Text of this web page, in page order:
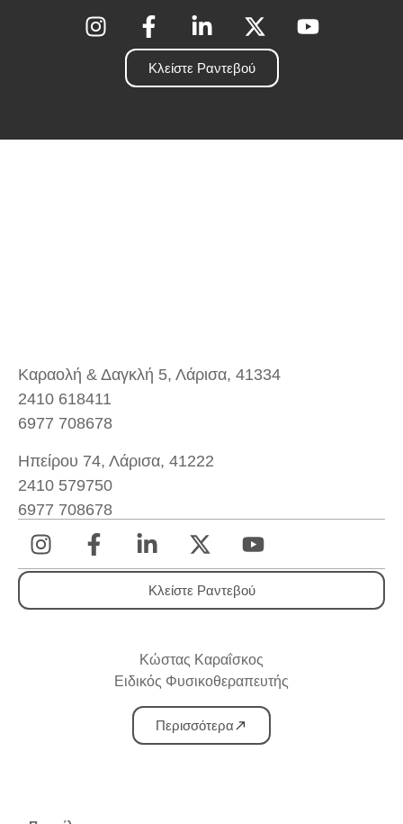
Κλείστε Ραντεβού
Καραολή & Δαγκλή 5, Λάρισα, 41334
2410 618411
6977 708678
Ηπείρου 74, Λάρισα, 41222
2410 579750
6977 708678
Κλείστε Ραντεβού
Κώστας Καραΐσκος
Ειδικός Φυσικοθεραπευτής
Περισσότερα